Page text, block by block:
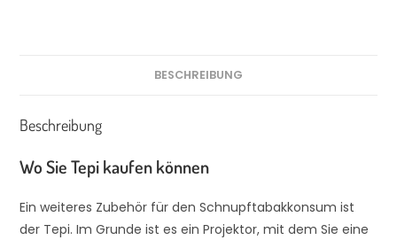
BESCHREIBUNG
Beschreibung
Wo Sie Tepi kaufen können
Ein weiteres Zubehör für den Schnupftabakkonsum ist
der Tepi. Im Grunde ist es ein Projektor, mit dem Sie eine